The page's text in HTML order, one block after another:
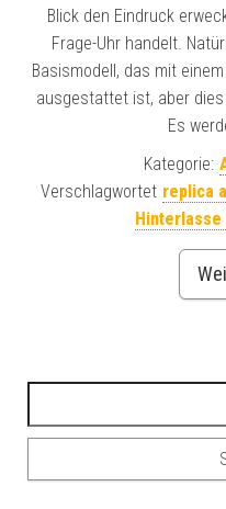
Blick den Eindruck
Frage-Uhr handelt.
Basismodell, das mit
ausgestattet ist, aber
Es
Kategorie:
Verschlagwortet replica
Hinterlasse